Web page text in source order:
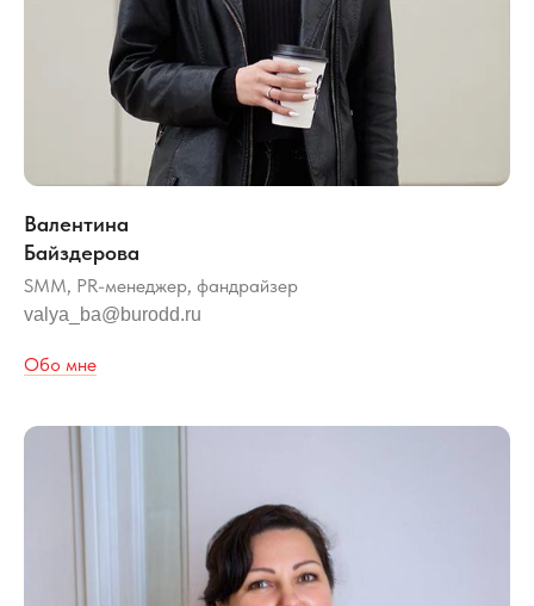
Валентина
Байздерова
SMM, PR-менеджер, фандрайзер
valya_ba@burodd.ru
Обо мне